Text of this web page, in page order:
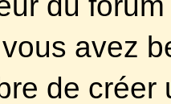
éditer ou